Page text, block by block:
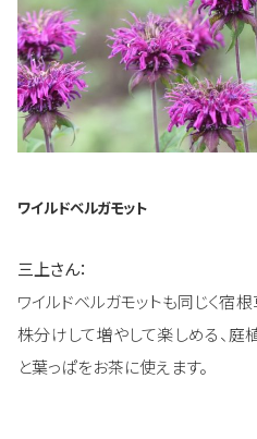
ワイルドベルガモット
三上さん：
ワイルドベルガモットも同じく宿
株分けして増やして楽しめる、庭
と葉っぱをお茶に使えます。